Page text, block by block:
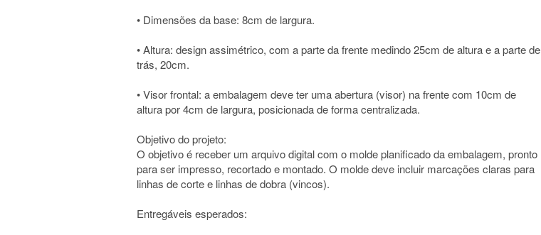
• Dimensões da base: 8cm de largura.
• Altura: design assimétrico, com a parte da frente medindo 25cm de altura e a parte de
trás, 20cm.
• Visor frontal: a embalagem deve ter uma abertura (visor) na frente com 10cm de
altura por 4cm de largura, posicionada de forma centralizada.
Objetivo do projeto:
O objetivo é receber um arquivo digital com o molde planificado da embalagem, pronto
para ser impresso, recortado e montado. O molde deve incluir marcações claras para
linhas de corte e linhas de dobra (vincos).
Entregáveis esperados: